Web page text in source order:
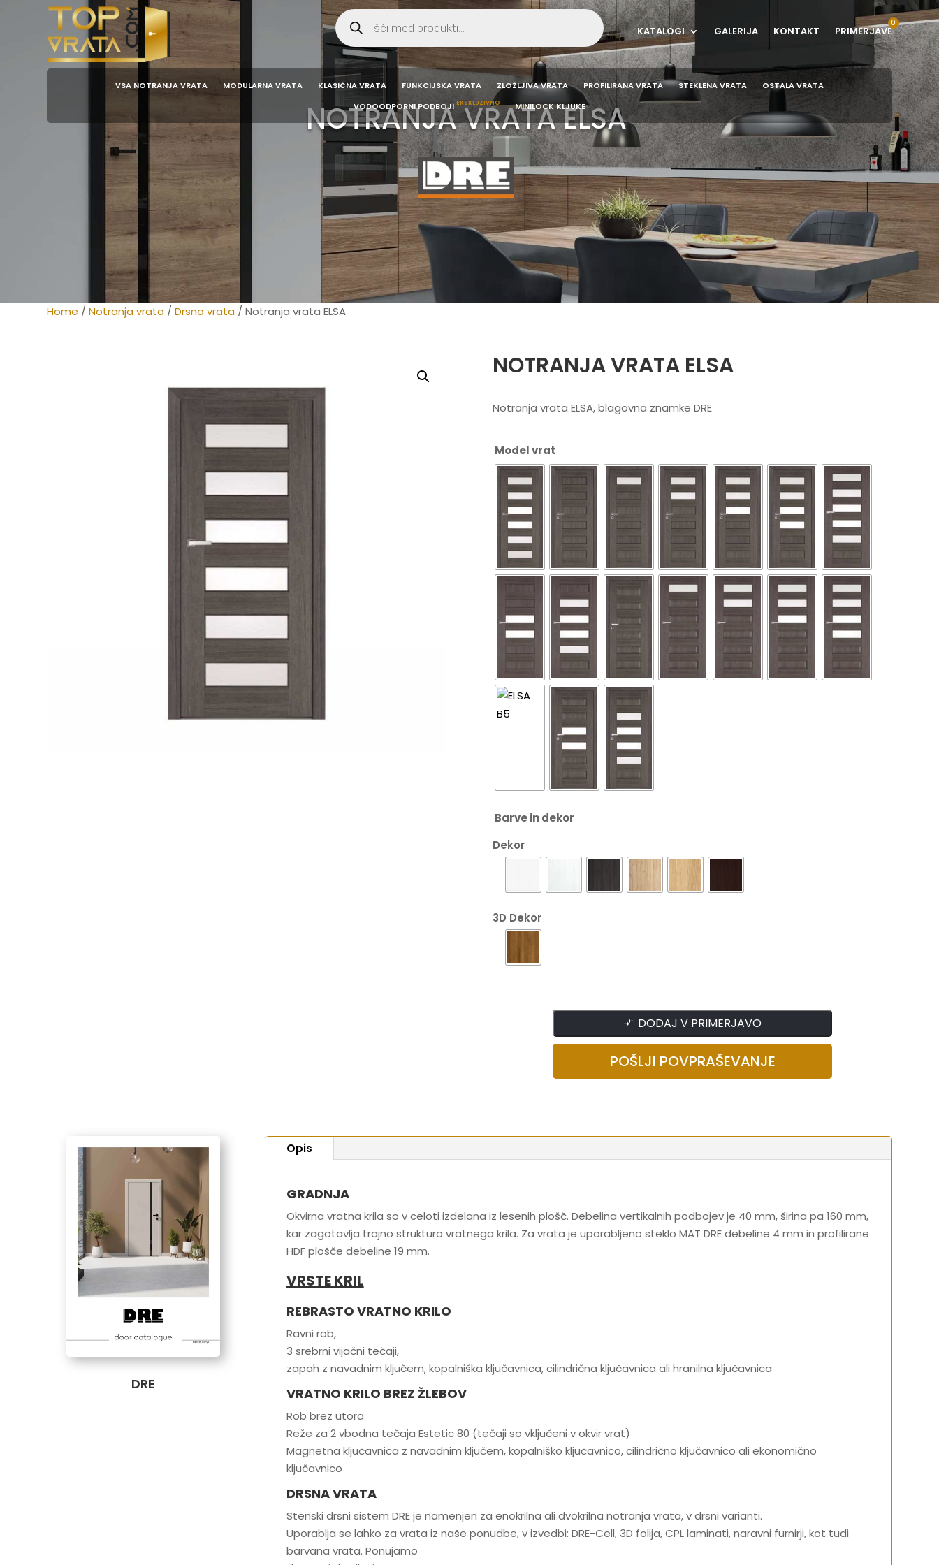
Products
search KATALOGI GALERIJA KONTAKT PRIMERJAVE
VSA NOTRANJA VRATA MODULARNA VRATA KLASIČNA VRATA FUNKCIJSKA VRATA ZLOŽLJIVA VRATA PROFILIRANA VRATA STEKLENA VRATA
OSTALA VRATA
VODOODPORNI PODBOJI EKSKLUZIVNO MINILOCK KLJUKE
NOTRANJA VRATA ELSA
Home /Notranja vrata /Drsna vrata / Notranja vrata ELSA
NOTRANJA VRATA ELSA
Notranja vrata ELSA, blagovna znamke DRE
Model vrat
Barve in dekor
Dekor
3D Dekor
DODAJ V PRIMERJAVO
POŠLJI POVPRAŠEVANJE
DRE
Opis
GRADNJA
Okvirna vratna krila so v celoti izdelana iz lesenih plošč. Debelina vertikalnih podbojev je 40 mm, širina pa 160 mm,
kar zagotavlja trajno strukturo vratnega krila. Za vrata je uporabljeno steklo MAT DRE debeline 4 mm in profilirane
HDF plošče debeline 19 mm.
VRSTE KRIL
REBRASTO VRATNO KRILO
Ravni rob,
3 srebrni vijačni tečaji,
zapah z navadnim ključem, kopalniška ključavnica, cilindrična ključavnica ali hranilna ključavnica
VRATNO KRILO BREZ ŽLEBOV
Rob brez utora
Reže za 2 vbodna tečaja Estetic 80 (tečaji so vključeni v okvir vrat)
Magnetna ključavnica z navadnim ključem, kopalniško ključavnico, cilindrično ključavnico ali ekonomično
ključavnico
DRSNA VRATA
Stenski drsni sistem DRE je namenjen za enokrilna ali dvokrilna notranja vrata, v drsni varianti.
Uporablja se lahko za vrata iz naše ponudbe, v izvedbi: DRE-Cell, 3D folija, CPL laminati, naravni furnirji, kot tudi
barvana vrata. Ponujamo